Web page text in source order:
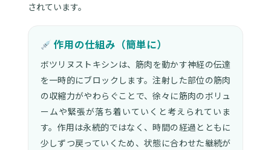
されています。
作用の仕組み（簡単に）
ボツリヌストキシンは、筋肉を動かす神経の伝達
を一時的にブロックします。注射した部位の筋肉
の収縮力がやわらぐことで、徐々に筋肉のボリュ
ームや緊張が落ち着いていくと考えられていま
す。作用は永続的ではなく、時間の経過とともに
少しずつ戻っていくため、状態に合わせた継続が